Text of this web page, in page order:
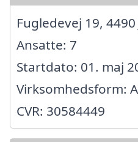
Fugledevej 19,
Ansatte: 7
Startdato: 01. maj
Virksomhedsform:
CVR: 30584449